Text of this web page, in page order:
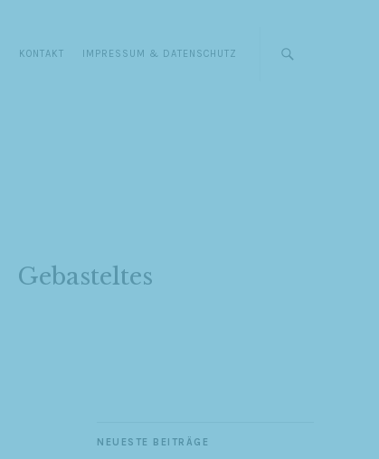
KONTAKT IMPRESSUM & DATENSCHUTZ
Gebasteltes
NEUESTE BEITRÄGE